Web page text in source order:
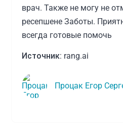
врач. Также не могу не
ресепшене Заботы.
всегда готовые помочь
Источник: rang.ai
Процак Егор